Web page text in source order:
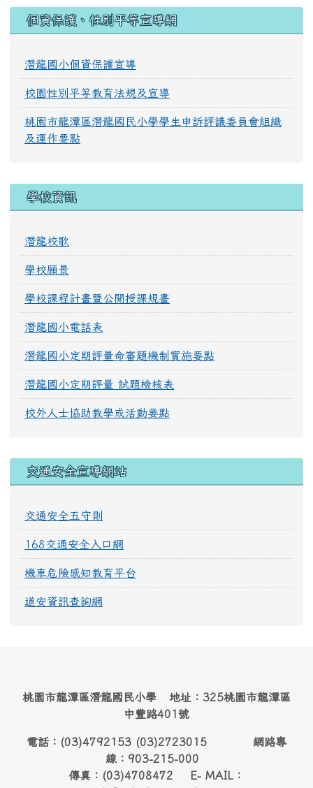
個資保護、性別平等宣導網
潛龍國小個資保護宣導
校園性別平等教育法規及宣導
桃園市龍潭區潛龍國民小學學生申訴評議委員會組織
及運作要點
學校資訊
潛龍校歌
學校願景
學校課程計畫暨公開授課規畫
潛龍國小電話表
潛龍國小定期評量命審題機制實施要點
潛龍國小定期評量 試題檢核表
校外人士協助教學或活動要點
交通安全宣導網站
交通安全五守則
168交通安全入口網
機車危險感知教育平台
道安資訊查詢網
桃園市龍潭區潛龍國民小學 地址：325桃園市龍潭區
中豐路401號
電話：(03)4792153 (03)2723015 網路專
線：903-215-000
傳真：(03)4708472 E- MAIL：